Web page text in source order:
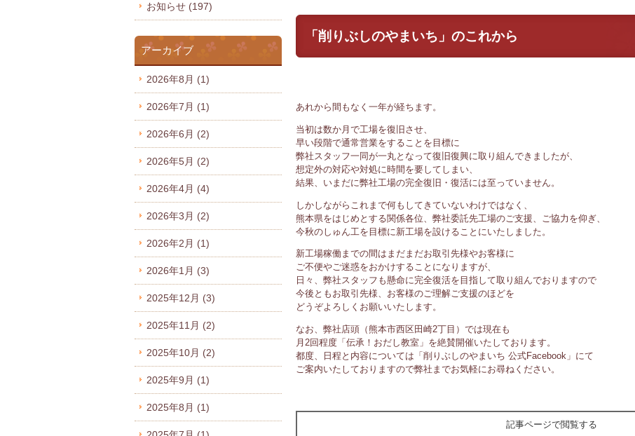
「削りぶしのやまいち」のこれから
あれから間もなく一年が経ちます。
当初は数か月で工場を復旧させ、
早い段階で通常営業をすることを目標に
弊社スタッフ一同が一丸となって復旧復興に取り組んできましたが、
想定外の対応や対処に時間を要してしまい、
結果、いまだに弊社工場の完全復旧・復活には至っていません。
しかしながらこれまで何もしてきていないわけではなく、
熊本県をはじめとする関係各位、弊社委託先工場のご支援、ご協力を仰ぎ、
今秋のしゅん工を目標に新工場を設けることにいたしました。
新工場稼働までの間はまだまだお取引先様やお客様に
ご不便やご迷惑をおかけすることになりますが、
日々、弊社スタッフも懸命に完全復活を目指して取り組んでおりますので
今後ともお取引先様、お客様のご理解ご支援のほどを
どうぞよろしくお願いいたします。
なお、弊社店頭（熊本市西区田崎2丁目）では現在も
月2回程度「伝承！おだし教室」を絶賛開催いたしております。
都度、日程と内容については「削りぶしのやまいち 公式Facebook」にて
ご案内いたしておりますので弊社までお気軽にお尋ねください。
記事ページで閲覧する
お知らせ (197)
アーカイブ
2026年8月 (1)
2026年7月 (1)
2026年6月 (2)
2026年5月 (2)
2026年4月 (4)
2026年3月 (2)
2026年2月 (1)
2026年1月 (3)
2025年12月 (3)
2025年11月 (2)
2025年10月 (2)
2025年9月 (1)
2025年8月 (1)